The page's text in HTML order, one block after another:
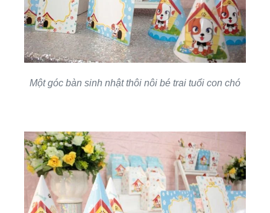
Một góc bàn sinh nhật thôi nôi bé trai tuổi con chó